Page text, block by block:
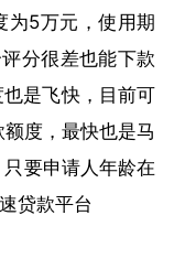
为5万元，使用期
分很差也能下款
是飞快，目前可
度，最快也是马
只要申请人年龄在
贷款平台